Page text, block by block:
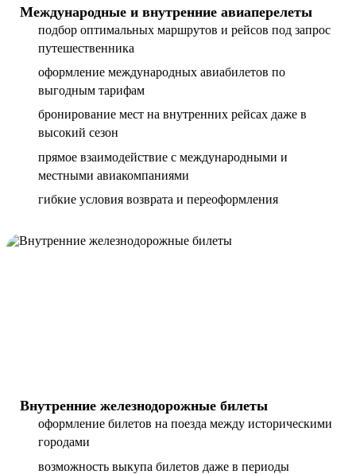
Международные и внутренние авиаперелеты
подбор оптимальных маршрутов и рейсов под запрос
путешественника
оформление международных авиабилетов по
выгодным тарифам
бронирование мест на внутренних рейсах даже в
высокий сезон
прямое взаимодействие с международными и
местными авиакомпаниями
гибкие условия возврата и переоформления
Внутренние железнодорожные билеты
оформление билетов на поезда между историческими
городами
возможность выкупа билетов даже в периоды